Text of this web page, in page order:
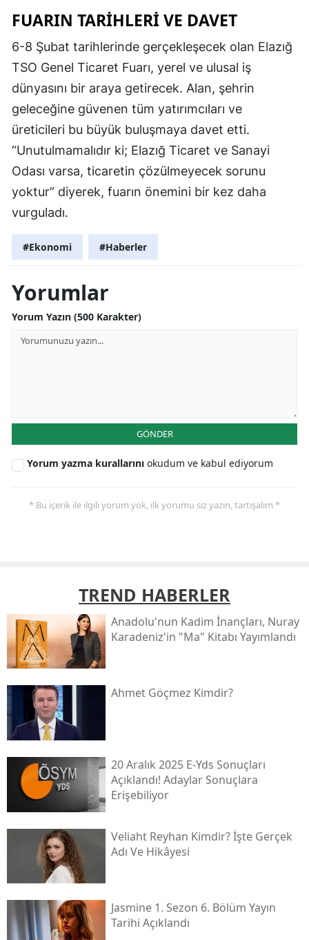
FUARIN TARIHLERI VE DAVET
6-8 Şubat tarihlerinde gerçekleşecek olan Elazığ
TSO Genel Ticaret Fuarı, yerel ve ulusal iş
dünyasını bir araya getirecek. Alan, şehrin
geleceğine güvenen tüm yatırımcıları ve
üreticileri bu büyük buluşmaya davet etti.
“Unutulmamalıdır ki; Elazığ Ticaret ve Sanayi
Odası varsa, ticaretin çözülmeyecek sorunu
yoktur” diyerek, fuarın önemini bir kez daha
vurguladı.
#Ekonomi #Haberler
Yorumlar
Yorum Yazın (500 Karakter)
GÖNDER
Yorum yazma kurallarını okudum ve kabul ediyorum
* Bu içerik ile ilgili yorum yok, ilk yorumu siz yazın, tartışalım *
TREND HABERLER
Anadolu'nun Kadim İnançları, Nuray
Karadeniz'in "ma" Kitabı Yayımlandı
Ahmet Göçmez Kimdir?
20 Aralık 2025 E-Yds Sonuçları
Açıklandı! Adaylar Sonuçlara
Erişebiliyor
Veliaht Reyhan Kimdir? İşte Gerçek
Adı Ve Hikâyesi
Jasmine 1. Sezon 6. Bölüm Yayın
Tarihi Açıklandı